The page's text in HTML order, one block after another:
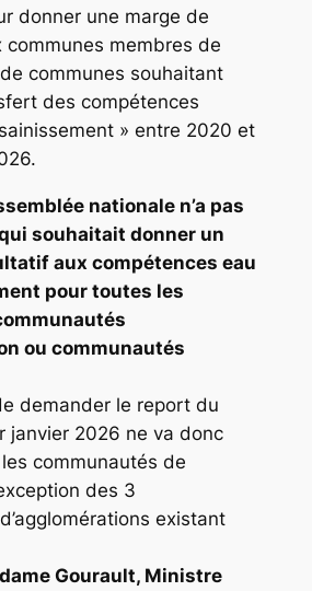
donner une marge de
membres de
communes souhaitant
des compétences
» entre 2020 et
nationale n’a pas
souhaitait donner un
aux compétences eau
pour toutes les
ou communautés
demander le report du
janvier 2026 ne va donc
communautés de
des 3
existant
Gourault, Ministre